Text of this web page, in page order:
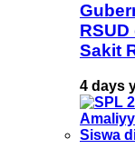
Sakit
4 days